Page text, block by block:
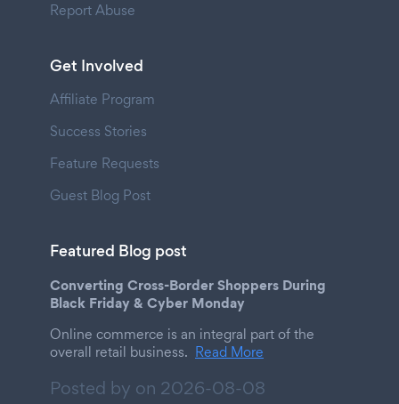
Report Abuse
Get Involved
Affiliate Program
Success Stories
Feature Requests
Guest Blog Post
Featured Blog post
Converting Cross-Border Shoppers During
Black Friday & Cyber Monday
Online commerce is an integral part of the
overall retail business. Read More
Posted by on 2026-08-08